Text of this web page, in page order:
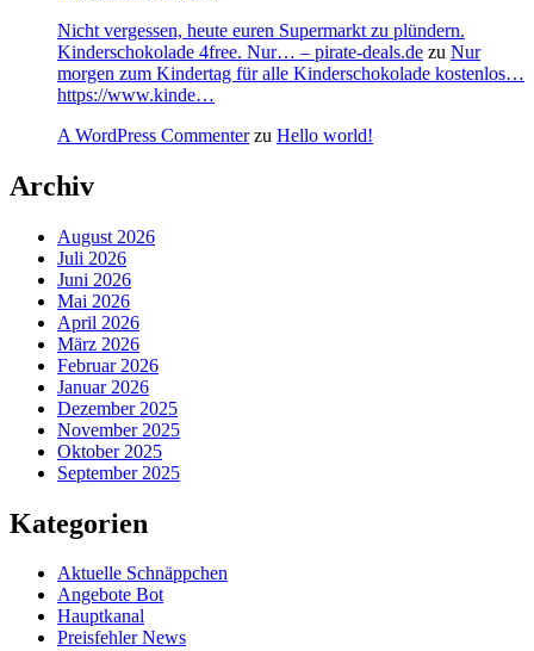
Nicht vergessen, heute euren Supermarkt zu plündern.
Kinderschokolade 4free. Nur… – pirate-deals.de zu Nur
morgen zum Kindertag für alle Kinderschokolade kostenlos…
https://www.kinde…
A WordPress Commenterzu Hello world!
Archiv
August 2026
Juli 2026
Juni 2026
Mai 2026
April 2026
März 2026
Februar 2026
Januar 2026
Dezember 2025
November 2025
Oktober 2025
September 2025
Kategorien
Aktuelle Schnäppchen
Angebote Bot
Hauptkanal
Preisfehler News